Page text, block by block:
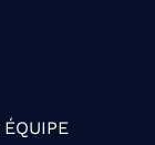
ÉQUIPE